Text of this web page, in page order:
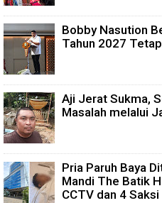
Bobby Nasution
Tahun 2027
Aji Jerat Sukma,
Masalah melalui
Pria Paruh Baya
Mandi The Batik
CCTV dan 4 Saksi